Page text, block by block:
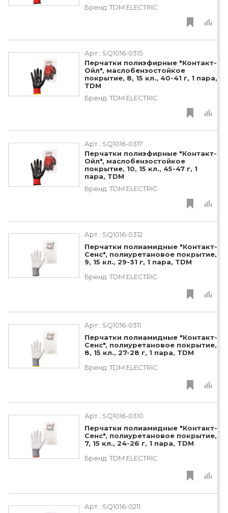
Бренд: TDM ЕLECTRIC
Арт.: SQ1016-0315
Перчатки полиэфирные "Контакт-
Ойл", маслобензостойкое
покрытие, 8, 15 кл., 40-41 г, 1 пара,
TDM
Бренд: TDM ЕLECTRIC
Арт.: SQ1016-0317
Перчатки полиэфирные "Контакт-
Ойл", маслобензостойкое
покрытие, 10, 15 кл., 45-47 г, 1
пара, TDM
Бренд: TDM ЕLECTRIC
Арт.: SQ1016-0312
Перчатки полиамидные "Контакт-
Сенс", полиуретановое покрытие,
9, 15 кл., 29-31 г, 1 пара, TDM
Бренд: TDM ЕLECTRIC
Арт.: SQ1016-0311
Перчатки полиамидные "Контакт-
Сенс", полиуретановое покрытие,
8, 15 кл., 27-28 г, 1 пара, TDM
Бренд: TDM ЕLECTRIC
Арт.: SQ1016-0310
Перчатки полиамидные "Контакт-
Сенс", полиуретановое покрытие,
7, 15 кл., 24-26 г, 1 пара, TDM
Бренд: TDM ЕLECTRIC
Арт.: SQ1016-0211